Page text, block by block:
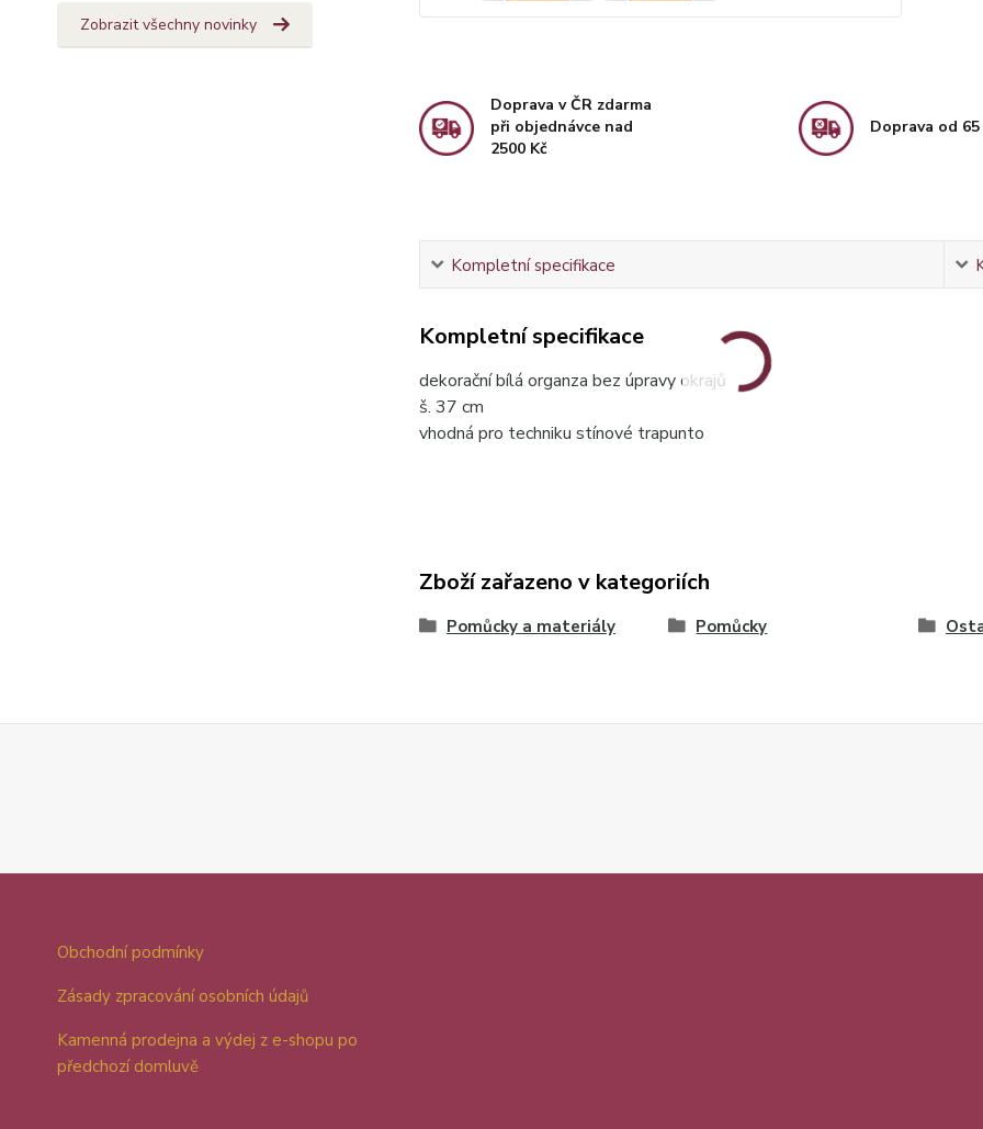
Zobrazit všechny novinky
Doprava v ČR zdarma
při objednávce nad
2500 Kč
Doprava od 65
Kompletní specifikace
Kompletní specifikace
dekorační bílá organza bez úpravy okrajů
š. 37 cm
vhodná pro techniku stínové trapunto
Zboží zařazeno v kategoriích
Pomůcky a materiály Pomůcky
Obchodní podmínky
Zásady zpracování osobních údajů
Kamenná prodejna a výdej z e-shopu po
předchozí domluvě